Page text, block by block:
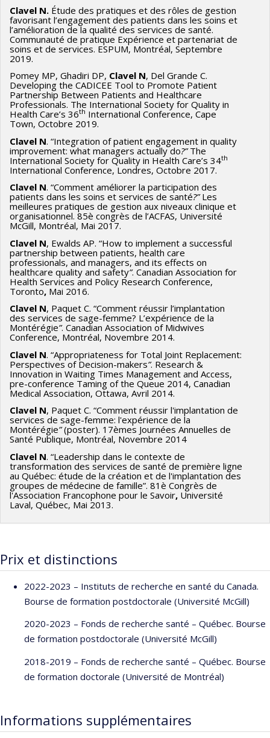
Clavel N. Étude des pratiques et des rôles de gestion
favorisant l’engagement des patients dans les soins et
l’amélioration de la qualité des services de santé.
Communauté de pratique Expérience et partenariat de
soins et de services. ESPUM, Montréal, Septembre
2019.
Pomey MP, Ghadiri DP, Clavel N, Del Grande C.
Developing the CADICEE Tool to Promote Patient
Partnership Between Patients and Healthcare
Professionals. The International Society for Quality in
Health Care’s 36th International Conference, Cape
Town, Octobre 2019.
Clavel N. “Integration of patient engagement in quality
improvement: what managers actually do?”The
International Society for Quality in Health Care’s 34th
International Conference, Londres, Octobre 2017.
Clavel N. “Comment améliorer la participation des
patients dans les soins et services de santé?”Les
meilleures pratiques de gestion aux niveaux clinique et
organisationnel. 85è congrès de l’ACFAS, Université
McGill, Montréal, Mai 2017.
Clavel N, Ewalds AP. “How to implement a successful
partnership between patients, health care
professionals, and managers, and its effects on
healthcare quality and safety”. Canadian Association for
Health Services and Policy Research Conference,
Toronto, Mai 2016.
Clavel N, Paquet C. “Comment réussir l’implantation
des services de sage-femme? L’expérience de la
Montérégie”. Canadian Association of Midwives
Conference, Montréal, Novembre 2014.
Clavel N. “Appropriateness for Total Joint Replacement:
Perspectives of Decision-makers”. Research &
Innovation in Waiting Times Management and Access,
pre-conference Taming of the Queue 2014, Canadian
Medical Association, Ottawa, Avril 2014.
Clavel N, Paquet C. “Comment réussir l'implantation de
services de sage-femme: l'expérience de la
Montérégie”(poster). 17èmes Journées Annuelles de
Santé Publique, Montréal, Novembre 2014
Clavel N. “Leadership dans le contexte de
transformation des services de santé de première ligne
au Québec: étude de la création et de l'implantation des
groupes de médecine de famille”. 81è Congrès de
l'Association Francophone pour le Savoir, Université
Laval, Québec, Mai 2013.
Prix et distinctions
2022-2023 – Instituts de recherche en santé du Canada.
Bourse de formation postdoctorale (Université McGill)
2020-2023 – Fonds de recherche santé – Québec. Bourse
de formation postdoctorale (Université McGill)
2018-2019 – Fonds de recherche santé – Québec. Bourse
de formation doctorale (Université de Montréal)
Informations supplémentaires